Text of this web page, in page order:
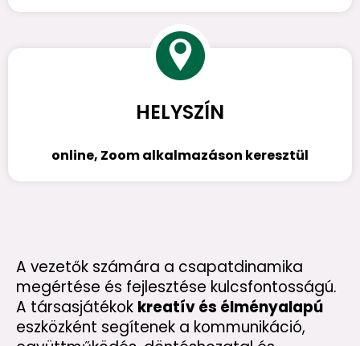
HELYSZÍN
online, Zoom alkalmazáson keresztül
A vezetők számára a csapatdinamika
megértése és fejlesztése kulcsfontosságú.
A társasjátékok kreatív és élményalapú
eszközként segítenek a kommunikáció,